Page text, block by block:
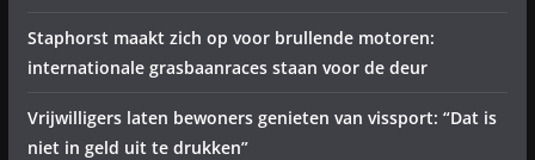
Staphorst maakt zich op voor brullende motoren:
internationale grasbaanraces staan voor de deur
Vrijwilligers laten bewoners genieten van vissport: “Dat is
niet in geld uit te drukken”